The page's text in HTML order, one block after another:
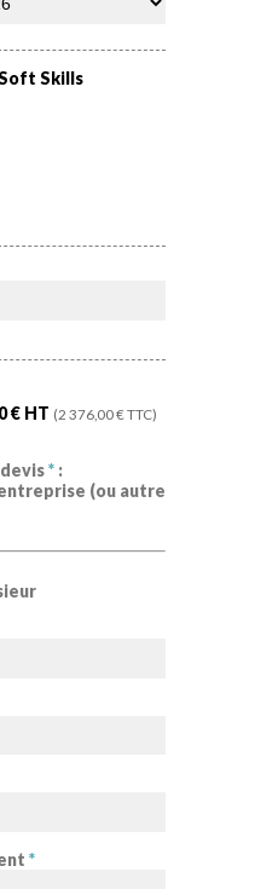
Skills
€ HT (2 376,00€ TTC)
* :
(ou autre
*